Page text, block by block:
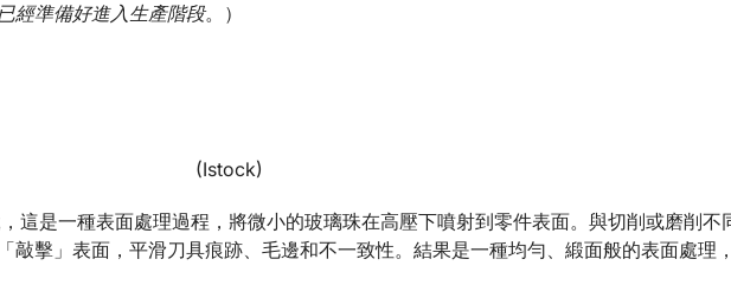
經準備好進入生產階段。）
(Istock)
這是一種表面處理過程，將微小的玻璃珠在高壓下噴射到零件表面。與切削或磨削不
敲擊」表面，平滑刀具痕跡、毛邊和不一致性。結果是一種均勻、緞面般的表面處理